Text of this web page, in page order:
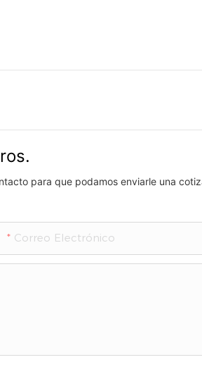
para que podamos enviarle una
Correo Electrónico